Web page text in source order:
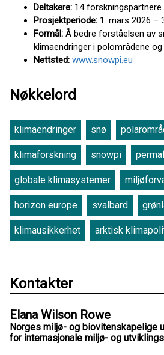
Deltakere: 14 forskningspartnere
Prosjektperiode: 1. mars 2026 –
Formål: Å bedre forståelsen av
klimaendringer i polområdene
Nettsted: www.snowpi.eu
Nøkkelord
klimaendringer snø
klimaforskning snowpi
globale klimasystemer
horizon europe svalbard
klimausikkerhet arktisk
Kontakter
Elana Wilson Rowe
Norges miljø- og biovitenskapelige
for internasjonale miljø- og